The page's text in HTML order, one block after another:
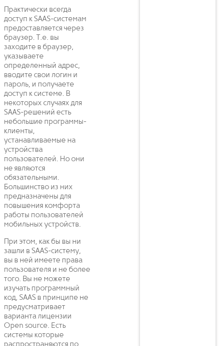
Практически всегда
доступ к SAAS-системам
предоставляется через
браузер. Т.е. вы
заходите в браузер,
указываете
определенный адрес,
вводите свои логин и
пароль, и получаете
доступ к системе. В
некоторых случаях для
SAAS-решений есть
небольшие программы-
клиенты,
устанавливаемые на
устройства
пользователей. Но они
не являются
обязательными.
Большинство из них
предназначены для
повышения комфорта
работы пользователей
мобильных устройств.
При этом, как бы вы ни
зашли в SAAS-систему,
вы в ней имеете права
пользователя и не более
того. Вы не можете
изучать программный
код, SAAS в принципе не
предусматривает
варианта лицензии
Open source. Есть
системы которые